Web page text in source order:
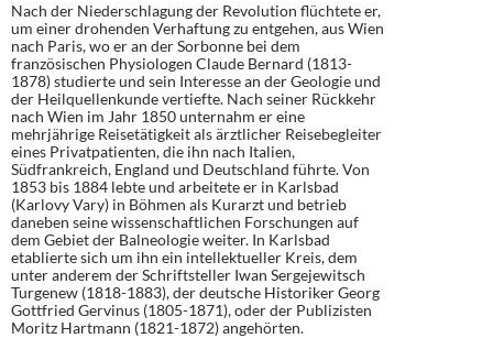
Nach der Niederschlagung der Revolution flüchtete er,
um einer drohenden Verhaftung zu entgehen, aus Wien
nach Paris, wo er an der Sorbonne bei dem
französischen Physiologen Claude Bernard (1813-
1878) studierte und sein Interesse an der Geologie und
der Heilquellenkunde vertiefte. Nach seiner Rückkehr
nach Wien im Jahr 1850 unternahm er eine
mehrjährige Reisetätigkeit als ärztlicher Reisebegleiter
eines Privatpatienten, die ihn nach Italien,
Südfrankreich, England und Deutschland führte. Von
1853 bis 1884 lebte und arbeitete er in Karlsbad
(Karlovy Vary) in Böhmen als Kurarzt und betrieb
daneben seine wissenschaftlichen Forschungen auf
dem Gebiet der Balneologie weiter. In Karlsbad
etablierte sich um ihn ein intellektueller Kreis, dem
unter anderem der Schriftsteller Iwan Sergejewitsch
Turgenew (1818-1883), der deutsche Historiker Georg
Gottfried Gervinus (1805-1871), oder der Publizisten
Moritz Hartmann (1821-1872) angehörten.